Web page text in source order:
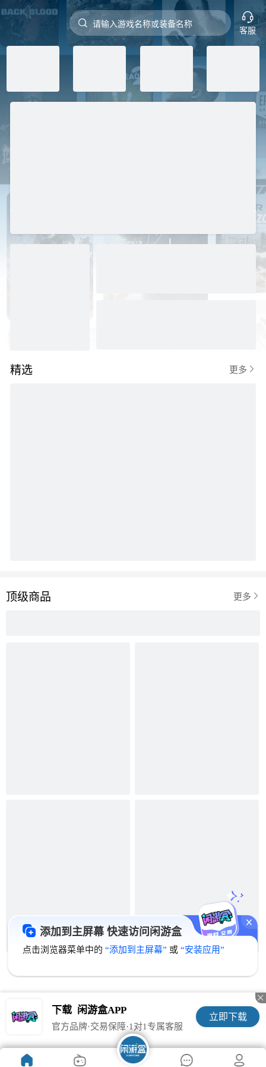
 请输入游戏名称或装备名称 
客服
精选 更多 
顶级商品 更多 
下载 闲游盒APP
官方品牌·交易保障·1对1专属客服
立即下载

添加到主屏幕 快速访问闲游盒
点击浏览器菜单中的“添加到主屏幕” 或“安装应用”